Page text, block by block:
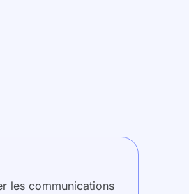
les communications